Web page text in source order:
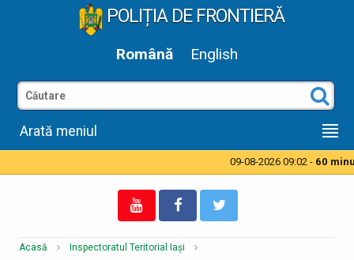
POLIȚIA DE FRONTIERĂ
Română English
Arată meniul
09-08-2026 09:02 -60
Acasă
Inspectoratul Teritorial Iași